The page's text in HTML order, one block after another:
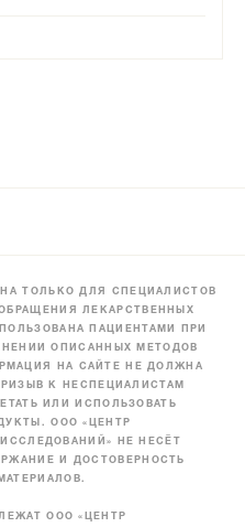
ТОЛЬКО ДЛЯ СПЕЦИАЛИСТОВ
ЛЕКАРСТВЕННЫХ
ПАЦИЕНТАМИ ПРИ
ОПИСАННЫХ МЕТОДОВ
НА САЙТЕ НЕ ДОЛЖНА
К НЕСПЕЦИАЛИСТАМ
ИЛИ ИСПОЛЬЗОВАТЬ
ООО «ЦЕНТР
НЕ НЕСЁТ
И ДОСТОВЕРНОСТЬ
ООО «ЦЕНТР